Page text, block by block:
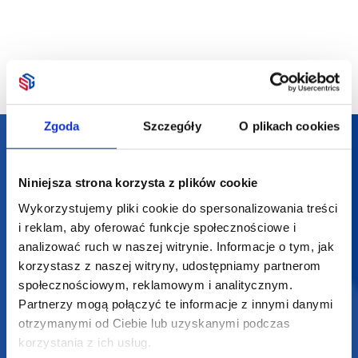
Zgoda Szczegóły O plikach cookies
Niniejsza strona korzysta z plików cookie
Wykorzystujemy pliki cookie do spersonalizowania treści
i reklam, aby oferować funkcje społecznościowe i
analizować ruch w naszej witrynie. Informacje o tym, jak
korzystasz z naszej witryny, udostępniamy partnerom
społecznościowym, reklamowym i analitycznym.
Partnerzy mogą połączyć te informacje z innymi danymi
otrzymanymi od Ciebie lub uzyskanymi podczas
korzystania z ich usług.
Darmowa dostawa
Darmowa wizualizacja
Profesjonalne doradztwo
Szeroka oferta produktów